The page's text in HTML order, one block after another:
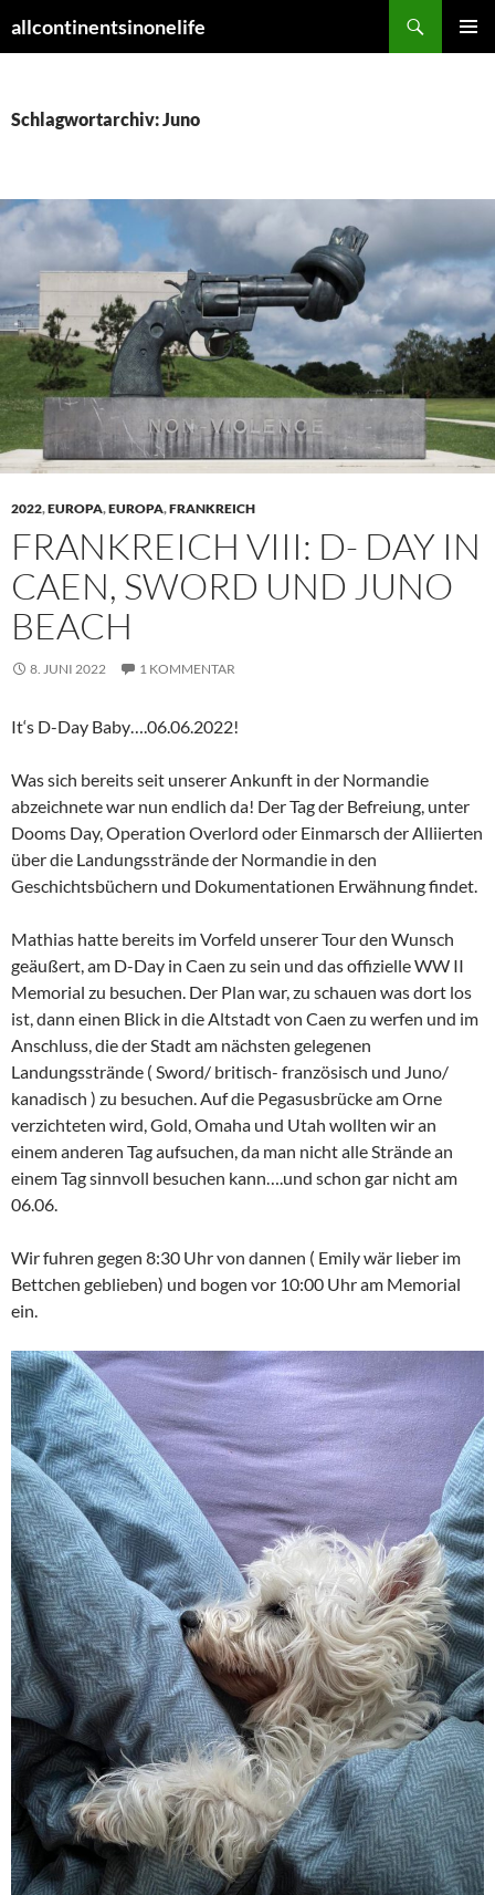
Inhalt
allcontinentsinonelife
Schlagwortarchiv: Juno
2022,EUROPA,EUROPA,FRANKREICH
FRANKREICH VIII: D- DAY IN
CAEN, SWORD UND JUNO
BEACH
8. JUNI 2022 1 KOMMENTAR
It‘s D-Day Baby….06.06.2022!
Was sich bereits seit unserer Ankunft in der Normandie
abzeichnete war nun endlich da! Der Tag der Befreiung, unter
Dooms Day, Operation Overlord oder Einmarsch der Alliierten
über die Landungsstrände der Normandie in den
Geschichtsbüchern und Dokumentationen Erwähnung findet.
Mathias hatte bereits im Vorfeld unserer Tour den Wunsch
geäußert, am D-Day in Caen zu sein und das offizielle WW II
Memorial zu besuchen. Der Plan war, zu schauen was dort los
ist, dann einen Blick in die Altstadt von Caen zu werfen und im
Anschluss, die der Stadt am nächsten gelegenen
Landungsstrände ( Sword/ britisch- französisch und Juno/
kanadisch ) zu besuchen. Auf die Pegasusbrücke am Orne
verzichteten wird, Gold, Omaha und Utah wollten wir an
einem anderen Tag aufsuchen, da man nicht alle Strände an
einem Tag sinnvoll besuchen kann….und schon gar nicht am
06.06.
Wir fuhren gegen 8:30 Uhr von dannen ( Emily wär lieber im
Bettchen geblieben) und bogen vor 10:00 Uhr am Memorial
ein.